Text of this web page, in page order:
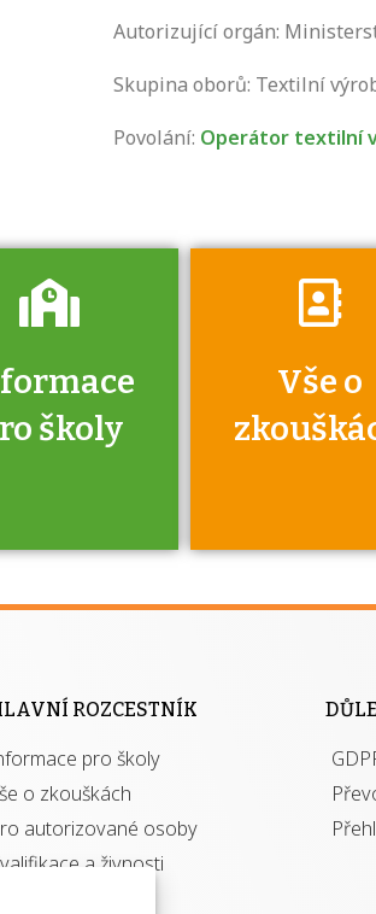
Autorizující orgán:
Skupina oborů: Textilní
Povolání: Operátor textilní
školy
že jako škola
jisté
získávání
Vše o
Zjistěte, jak
zkoušce a
o tom, kdo
ROZCESTNÍK
pro školy
o zkouškách
autorizované osoby
a živnosti